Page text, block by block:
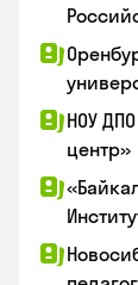
НОУ
центр»